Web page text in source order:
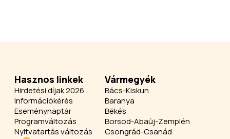
Hasznos linkek
Hirdetési díjak 2026
Információkérés
Eseménynaptár
Programváltozás
Nyitvatartás változás
Vármegyék
Bács-Kiskun
Baranya
Békés
Borsod-Abaúj-Zemplén
Csongrád-Csanád